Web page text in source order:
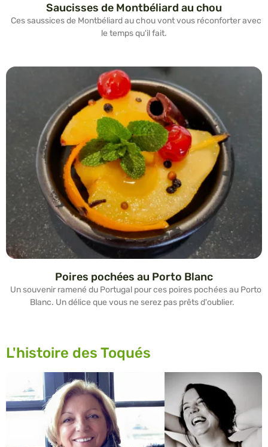
Saucisses de Montbéliard au chou
Ces saussices de Montbéliard au chou vont vous réconforter avec
le temps qu'il fait.
Poires pochées au Porto Blanc
Un souvenir ramené du Portugal pour ces poires pochées au Porto
Blanc. Un délice que vous ne serez pas prêts d'oublier.
L'histoire des Toqués